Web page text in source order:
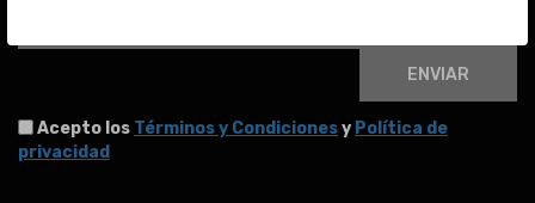
ENVIAR
Acepto los Términos y Condicionesy Política de
privacidad